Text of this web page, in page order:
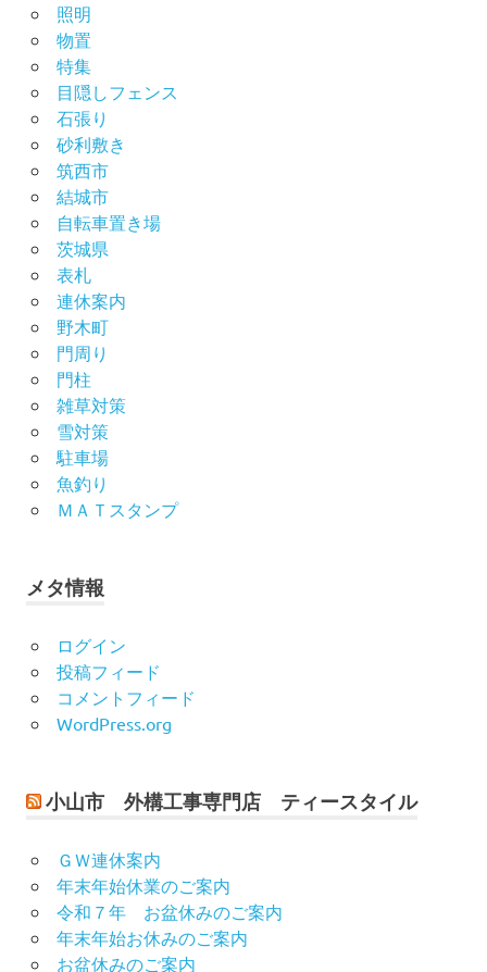
照明
物置
特集
目隠しフェンス
石張り
砂利敷き
筑西市
結城市
自転車置き場
茨城県
表札
連休案内
野木町
門周り
門柱
雑草対策
雪対策
駐車場
魚釣り
ＭＡＴスタンプ
メタ情報
ログイン
投稿フィード
コメントフィード
WordPress.org
小山市 外構工事専門店 ティースタイル
ＧＷ連休案内
年末年始休業のご案内
令和７年 お盆休みのご案内
年末年始お休みのご案内
お盆休みのご案内